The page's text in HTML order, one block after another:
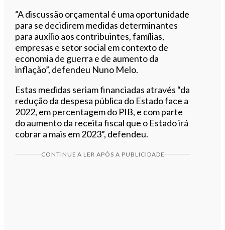
“A discussão orçamental é uma oportunidade
para se decidirem medidas determinantes
para auxílio aos contribuintes, famílias,
empresas e setor social em contexto de
economia de guerra e de aumento da
inflação”, defendeu Nuno Melo.
Estas medidas seriam financiadas através “da
redução da despesa pública do Estado face a
2022, em percentagem do PIB, e com parte
do aumento da receita fiscal que o Estado irá
cobrar a mais em 2023”, defendeu.
CONTINUE A LER APÓS A PUBLICIDADE